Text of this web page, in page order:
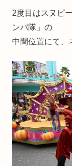
2度目はスヌピ
ンバ隊」の
中間位置にて、